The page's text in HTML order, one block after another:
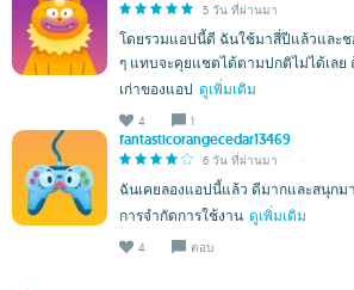
5 วัน ที่ผ่านมา
โดยรวมแอปนี้ดี ฉันใช้มาสี่ปีแล้วและช
ๆ แทบจะคุยแชตได้ตามปกติไม่ได้เลย
เก่าของแอป ดูเพิ่มเติม
4 1
fantasticorangecedar13469
6 วัน ที่ผ่านมา
ฉันเคยลองแอปนี้แล้ว ดีมากและสนุกม
การจำกัดการใช้งาน ดูเพิ่มเติม
4 ตอบ